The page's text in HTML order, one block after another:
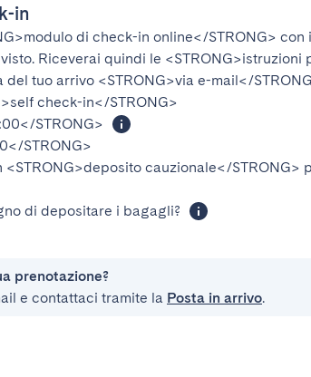
in
di check-in online</STRONG> con
Riceverai quindi le <STRONG>istruzioni
del tuo arrivo <STRONG>via e-mail</
check-in</STRONG>
STRONG>
STRONG>
<STRONG>deposito cauzionale</STRONG>
di depositare i bagagli?
prenotazione?
e contattaci tramite la Posta in arrivo.